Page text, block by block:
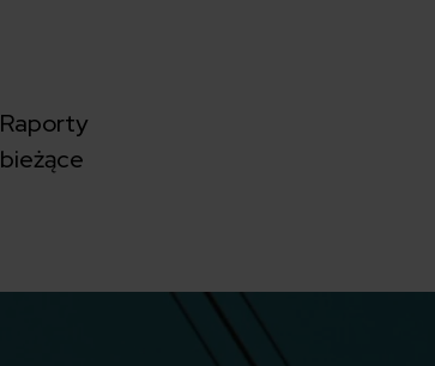
Raporty
bieżące